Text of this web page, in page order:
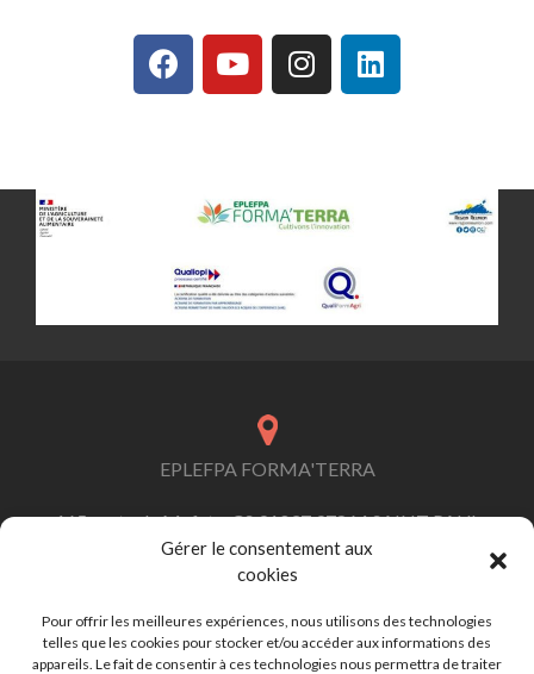
Gérer le consentement aux
cookies
Pour offrir les meilleures expériences, nous utilisons des technologies
telles que les cookies pour stocker et/ou accéder aux informations des
appareils. Le fait de consentir à ces technologies nous permettra de traiter
EPLEFPA FORMA'TERRA
165 route de Mafate, CS 91037 97864 SAINT PAUL
Cedex
contact.formaterra@educagri.fr